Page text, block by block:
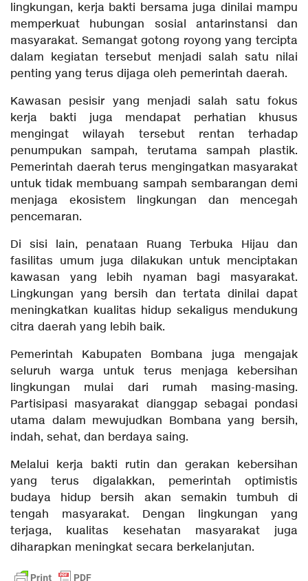
lingkungan, kerja bakti bersama juga dinilai mampu
memperkuat hubungan sosial antarinstansi dan
masyarakat. Semangat gotong royong yang tercipta
dalam kegiatan tersebut menjadi salah satu nilai
penting yang terus dijaga oleh pemerintah daerah.
Kawasan pesisir yang menjadi salah satu fokus
kerja bakti juga mendapat perhatian khusus
mengingat wilayah tersebut rentan terhadap
penumpukan sampah, terutama sampah plastik.
Pemerintah daerah terus mengingatkan masyarakat
untuk tidak membuang sampah sembarangan demi
menjaga ekosistem lingkungan dan mencegah
pencemaran.
Di sisi lain, penataan Ruang Terbuka Hijau dan
fasilitas umum juga dilakukan untuk menciptakan
kawasan yang lebih nyaman bagi masyarakat.
Lingkungan yang bersih dan tertata dinilai dapat
meningkatkan kualitas hidup sekaligus mendukung
citra daerah yang lebih baik.
Pemerintah Kabupaten Bombana juga mengajak
seluruh warga untuk terus menjaga kebersihan
lingkungan mulai dari rumah masing-masing.
Partisipasi masyarakat dianggap sebagai pondasi
utama dalam mewujudkan Bombana yang bersih,
indah, sehat, dan berdaya saing.
Melalui kerja bakti rutin dan gerakan kebersihan
yang terus digalakkan, pemerintah optimistis
budaya hidup bersih akan semakin tumbuh di
tengah masyarakat. Dengan lingkungan yang
terjaga, kualitas kesehatan masyarakat juga
diharapkan meningkat secara berkelanjutan.